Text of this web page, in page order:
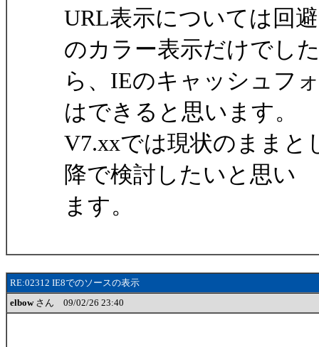
URL表示については回
のカラー表示だけでし
ら、IEのキャッシュフ
はできると思います。
V7.xxでは現状のままと
降で検討したいと思い
ます。
RE:02312 IE8でのソースの表示
elbowさん 09/02/26 23:40